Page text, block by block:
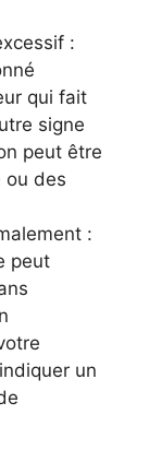
:
qui fait
signe
peut être
ou des
:
peut
un